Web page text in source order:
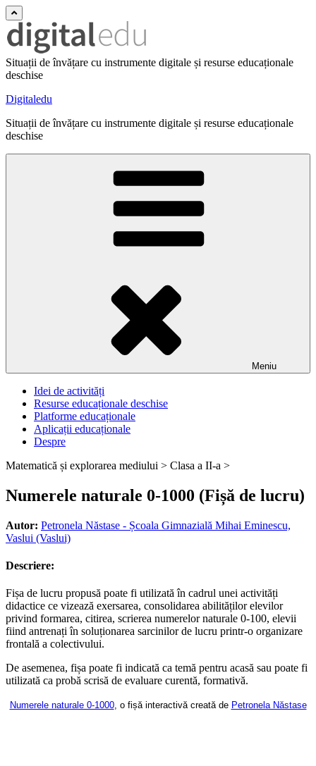
Situații de învățare cu instrumente digitale și resurse educaționale
deschise
Digitaledu
Situații de învățare cu instrumente digitale și resurse educaționale
deschise
Meniu
Idei de activități
Resurse educaționale deschise
Platforme educaționale
Aplicații educaționale
Despre
Matematică și explorarea mediului > Clasa a II-a >
Numerele naturale 0-1000 (Fișă de lucru)
Autor: Petronela Năstase - Școala Gimnazială Mihai Eminescu,
Vaslui (Vaslui)
Descriere:
Fișa de lucru propusă poate fi utilizată în cadrul unei activități
didactice ce vizează exersarea, consolidarea abilităților elevilor
privind formarea, citirea, scrierea numerelor naturale 0-100, elevii
fiind antrenați în soluționarea sarcinilor de lucru printr-o organizare
frontală a colectivului.
De asemenea, fișa poate fi indicată ca temă pentru acasă sau poate fi
utilizată ca probă scrisă de evaluare curentă, formativă.
Numerele naturale 0-1000, o fișă interactivă creată de Petronela Năstase